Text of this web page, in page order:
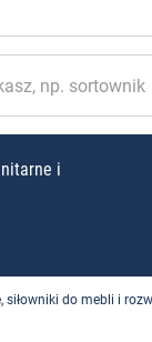
i
siłowniki do mebli i